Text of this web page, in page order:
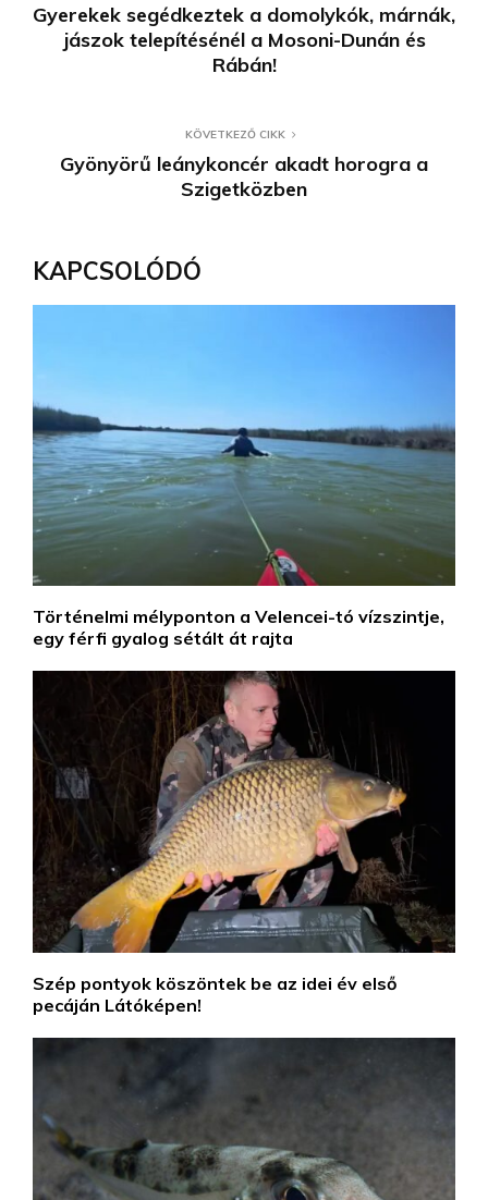
Gyerekek segédkeztek a domolykók, márnák,
jászok telepítésénél a Mosoni-Dunán és
Rábán!
KÖVETKEZŐ CIKK
Gyönyörű leánykoncér akadt horogra a
Szigetközben
KAPCSOLÓDÓ
Történelmi mélyponton a Velencei-tó vízszintje,
egy férfi gyalog sétált át rajta
Szép pontyok köszöntek be az idei év első
pecáján Látóképen!